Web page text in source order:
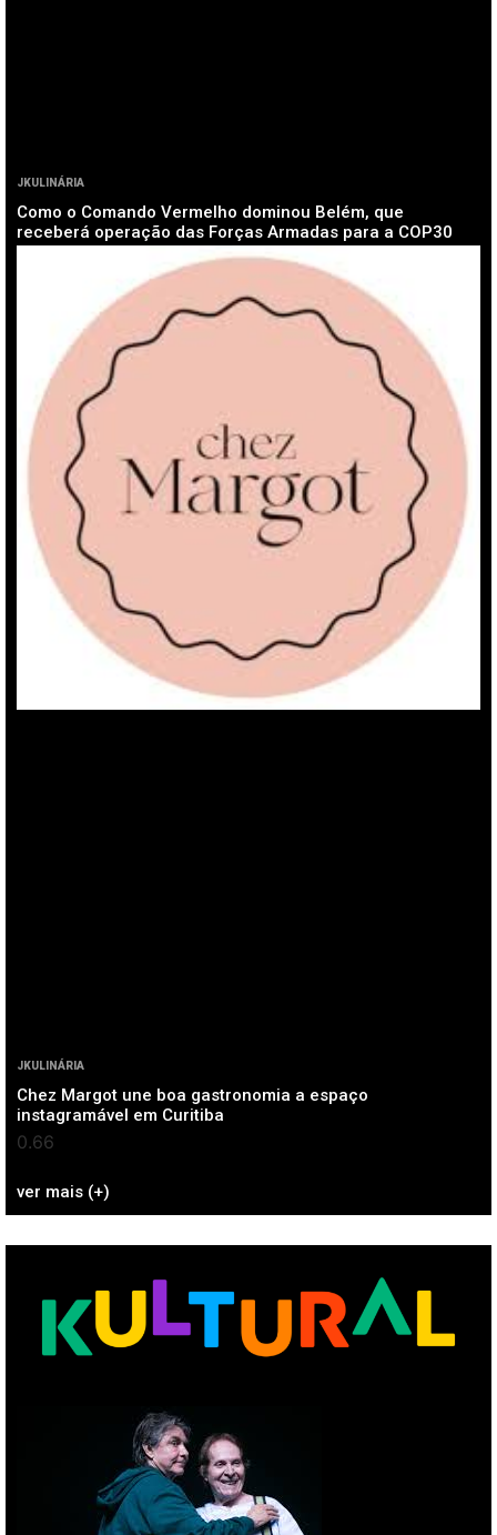
JKULINÁRIA
Como o Comando Vermelho dominou Belém, que
receberá operação das Forças Armadas para a COP30
JKULINÁRIA
Chez Margot une boa gastronomia a espaço
instagramável em Curitiba
ver mais (+)